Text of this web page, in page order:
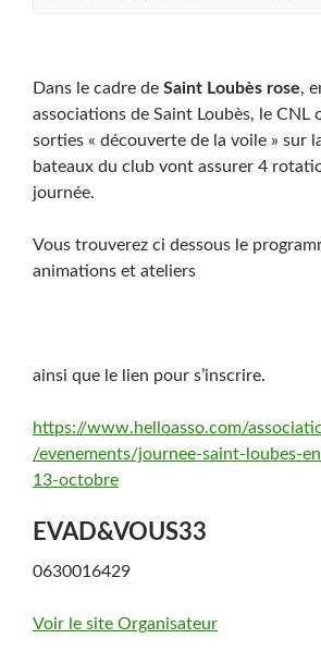
Dans le cadre de Saint Loubès rose,
associations de Saint Loubès, le CNL
sorties « découverte de la voile » sur
bateaux du club vont assurer 4
journée.
Vous trouverez ci dessous le
animations et ateliers
ainsi que le lien pour s’inscrire.
https://www.helloasso.com/
/evenements/journee-saint-loubes-
13-octobre
EVAD&VOUS33
0630016429
Voir le site Organisateur